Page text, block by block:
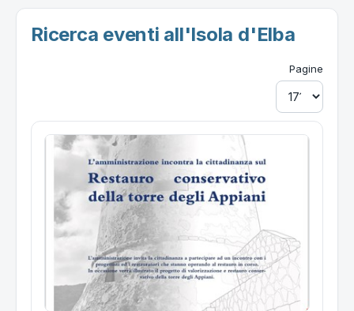
Ricerca eventi all'Isola d'Elba
Pagine